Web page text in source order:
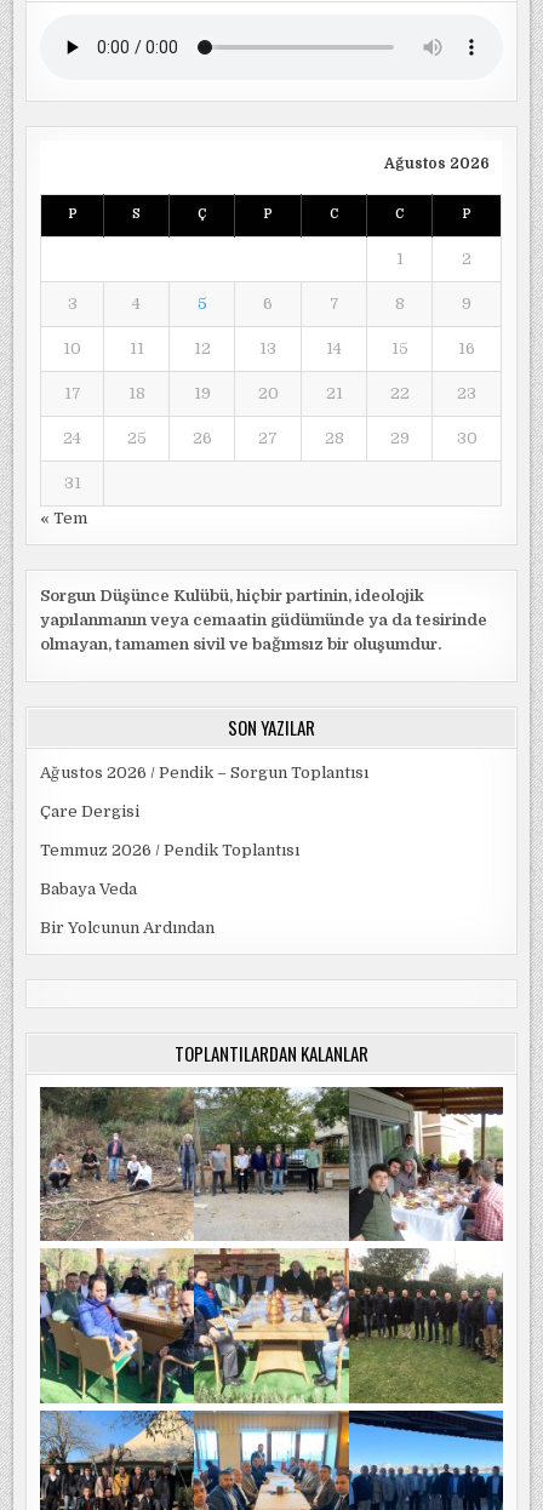
Ağustos 2026
P S Ç P C C P
1 2
3 4 5 6 7 8 9
10 11 12 13 14 15 16
17 18 19 20 21 22 23
24 25 26 27 28 29 30
31
« Tem
Sorgun Düşünce Kulübü, hiçbir partinin, ideolojik
yapılanmanın veya cemaatin güdümünde ya da tesirinde
olmayan, tamamen sivil ve bağımsız bir oluşumdur.
SON YAZILAR
Ağustos 2026 / Pendik – Sorgun Toplantısı
Çare Dergisi
Temmuz 2026 / Pendik Toplantısı
Babaya Veda
Bir Yolcunun Ardından
TOPLANTILARDAN KALANLAR